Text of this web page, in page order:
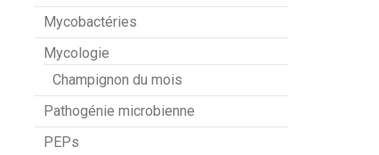
Mycobactéries
Mycologie
Champignon du mois
Pathogénie microbienne
PEPs